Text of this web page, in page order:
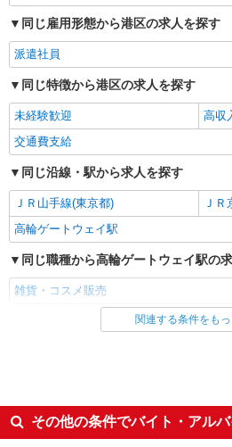
同じ雇用形態から港区の求人を探す
派遣社員
同じ特徴から港区の求人を探す
未経験歓迎
高収
交通費支給
同じ沿線・駅から求人を探す
ＪＲ山手線(東京都)
ＪＲ
高輪ゲートウェイ駅
同じ職種から高輪ゲートウェイ駅の
雑貨・コスメ販売
同じ雇用形態から高輪ゲートウェイ
同じ特徴から高輪ゲートウェイ駅の
未経験歓迎
高収
交通費支給
関連する条件をも
その他の条件でバイト・アル